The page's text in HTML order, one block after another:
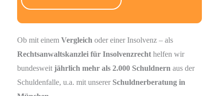
e
e
r
.
Ob mit einem Vergleich oder einer Insolvenz – als
Rechtsanwaltskanzlei für Insolvenzrecht helfen wir
bundesweit jährlich mehr als 2.000 Schuldnern aus der
Schuldenfalle, u.a. mit unserer Schuldnerberatung in